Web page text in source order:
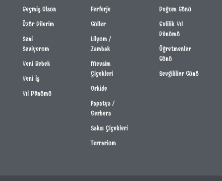
Geçmiş Olsun
Özür Dilerim
Seni
Seviyorum
Yeni Bebek
Yeni İş
Yıl Dönümü
Ferforje
Güller
Lilyum /
Zambak
Mevsim
Çiçekleri
Orkide
Papatya /
Gerbera
Saksı Çiçekleri
Terrarium
Doğum Günü
Evlilik Yıl
Dönümü
Öğretmenler
Günü
Sevgililier Günü